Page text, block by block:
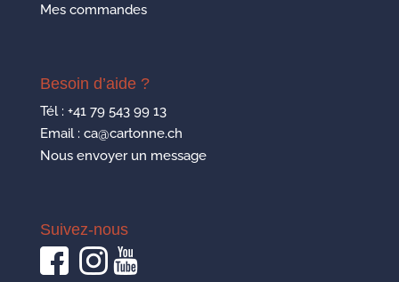
Mes commandes
Besoin d’aide ?
Tél : +41 79 543 99 13
Email : ca@cartonne.ch
Nous envoyer un message
Suivez-nous